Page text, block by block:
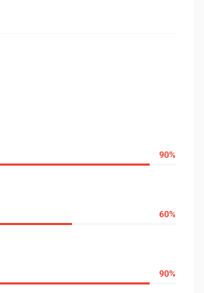
90%
60%
90%